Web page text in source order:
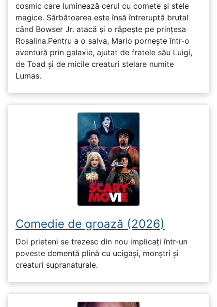
cosmic care luminează cerul cu comete și stele
magice. Sărbătoarea este însă întreruptă brutal
când Bowser Jr. atacă și o răpește pe prinţesa
Rosalina.Pentru a o salva, Mario pornește într-o
aventură prin galaxie, ajutat de fratele său Luigi,
de Toad și de micile creaturi stelare numite
Lumas.
Comedie de groază (2026)
Doi prieteni se trezesc din nou implicați într-un
poveste dementă plină cu ucigași, monștri și
creaturi supranaturale.